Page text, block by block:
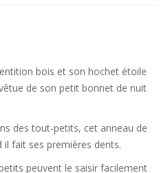
bois et son hochet étoile
de son petit bonnet de nuit
des tout-petits, cet anneau de
fait ses premières dents.
peuvent le saisir facilement